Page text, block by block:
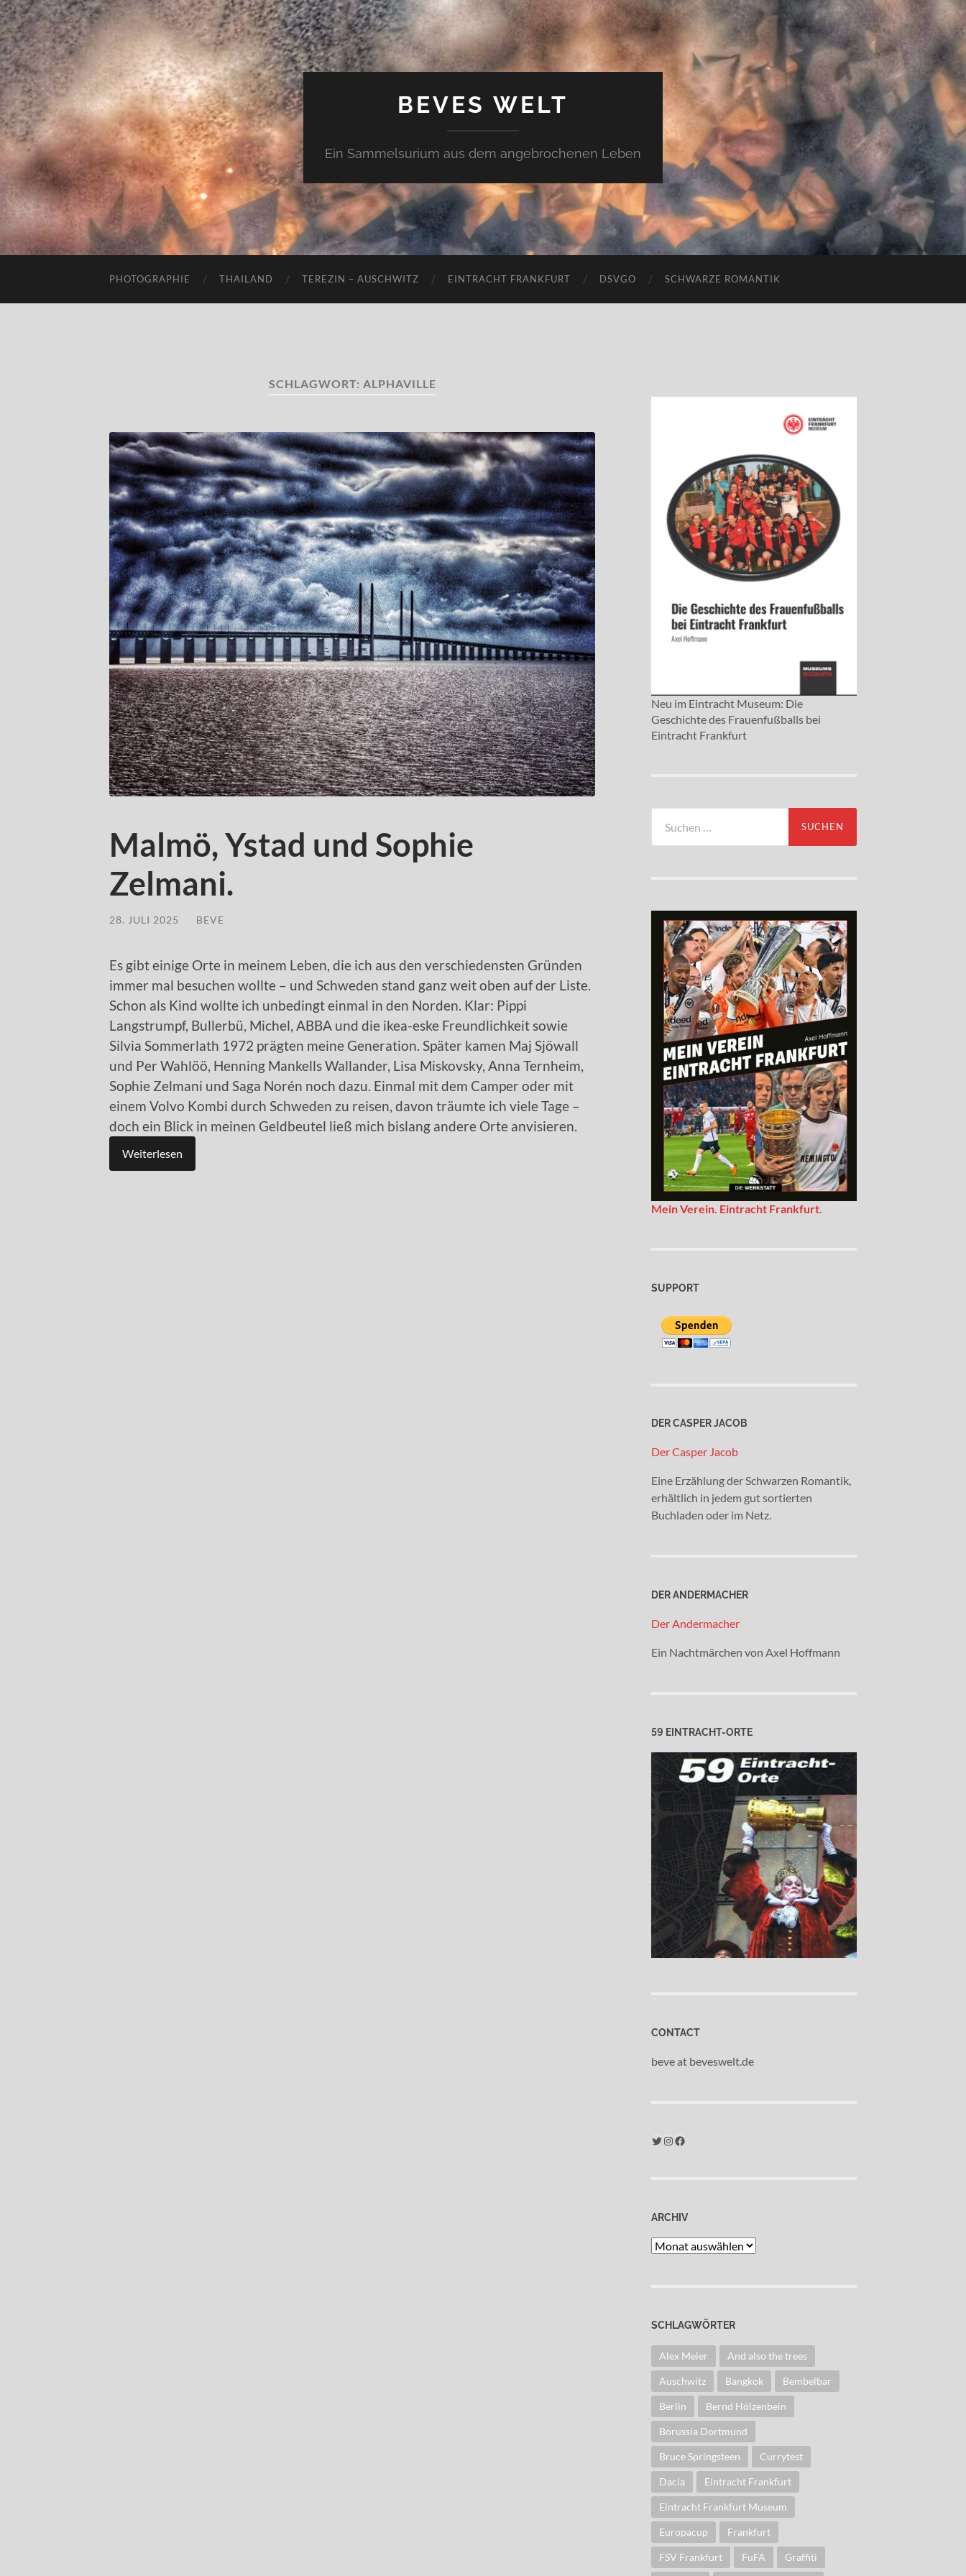
BEVES WELT
Ein Sammelsurium aus dem angebrochenen Leben
PHOTOGRAPHIE THAILAND TEREZIN – AUSCHWITZ EINTRACHT FRANKFURT DSVGO SCHWARZE ROMANTIK
SCHLAGWORT: ALPHAVILLE
Malmö, Ystad und Sophie
Zelmani.
28. JULI 2025 BEVE
Es gibt einige Orte in meinem Leben, die ich aus den verschiedensten Gründen
immer mal besuchen wollte – und Schweden stand ganz weit oben auf der Liste.
Schon als Kind wollte ich unbedingt einmal in den Norden. Klar: Pippi
Langstrumpf, Bullerbü, Michel, ABBA und die ikea-eske Freundlichkeit sowie
Silvia Sommerlath 1972 prägten meine Generation. Später kamen Maj Sjöwall
und Per Wahlöö, Henning Mankells Wallander, Lisa Miskovsky, Anna Ternheim,
Sophie Zelmani und Saga Norén noch dazu. Einmal mit dem Camper oder mit
einem Volvo Kombi durch Schweden zu reisen, davon träumte ich viele Tage –
doch ein Blick in meinen Geldbeutel ließ mich bislang andere Orte anvisieren.
Weiterlesen
Neu im Eintracht Museum: Die
Geschichte des Frauenfußballs bei
Eintracht Frankfurt
nach:
Mein Verein. Eintracht Frankfurt.
SUPPORT
DER CASPER JACOB
Der Casper Jacob
Eine Erzählung der Schwarzen Romantik,
erhältlich in jedem gut sortierten
Buchladen oder im Netz.
DER ANDERMACHER
Der Andermacher
Ein Nachtmärchen von Axel Hoffmann
59 EINTRACHT-ORTE
CONTACT
beve at beveswelt.de
Twitter Instagram Facebook
ARCHIV
Archiv
SCHLAGWÖRTER
Alex Meier And also the trees
Auschwitz Bangkok Bembelbar
Berlin Bernd Hölzenbein
Borussia Dortmund
Bruce Springsteen Currytest
Dacia Eintracht Frankfurt
Eintracht Frankfurt Museum
Europacup Frankfurt
FSV Frankfurt FuFA Graffiti